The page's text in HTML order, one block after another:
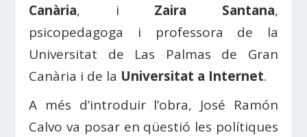
Canària, i Zaira Santana,
psicopedagoga i professora de la
Universitat de Las Palmas de Gran
Canària i de la Universitat a Internet.
A més d’introduir l’obra, José Ramón
Calvo va posar en qüestió les polítiques